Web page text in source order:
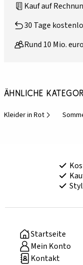
Kauf auf
30 Tage
Rund 10 Mio.
Ähnliche
Kleider in Rot
Startseite
Mein Konto
Kontakt